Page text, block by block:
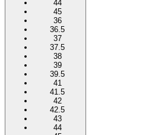
44
45
36
36.5
37
37.5
38
39
39.5
41
41.5
42
42.5
43
44